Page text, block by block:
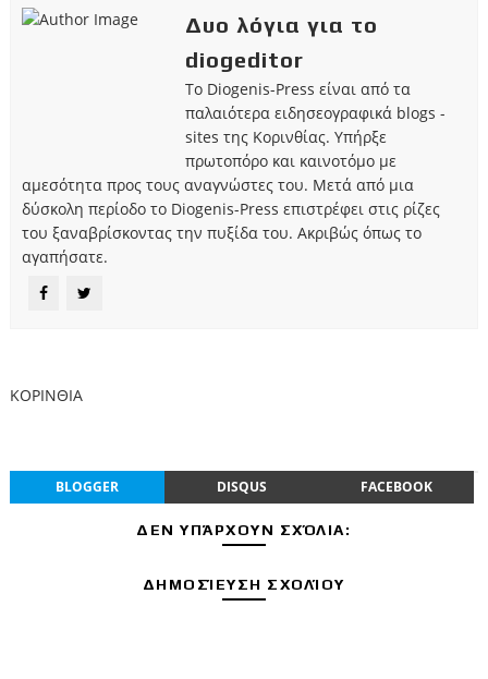
Δυο λόγια για το
diogeditor
Το Diogenis-Press είναι από τα
παλαιότερα ειδησεογραφικά blogs -
sites της Κορινθίας. Υπήρξε
πρωτοπόρο και καινοτόμο με
αμεσότητα προς τους αναγνώστες του. Μετά από μια
δύσκολη περίοδο το Diogenis-Press επιστρέφει στις ρίζες
του ξαναβρίσκοντας την πυξίδα του. Ακριβώς όπως το
αγαπήσατε.
ΚΟΡΙΝΘΙΑ
BLOGGER DISQUS FACEBOOK
ΔΕΝ ΥΠΆΡΧΟΥΝ ΣΧΌΛΙΑ:
ΔΗΜΟΣΊΕΥΣΗ ΣΧΟΛΊΟΥ